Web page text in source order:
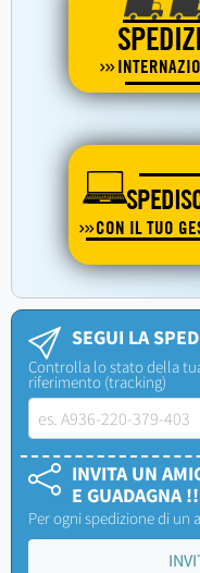
CON IL TUO
SEGUI LA
Controlla lo stato della
riferimento (tracking)
INVITA UN
E GUADAGNA
Per ogni spedizione di un